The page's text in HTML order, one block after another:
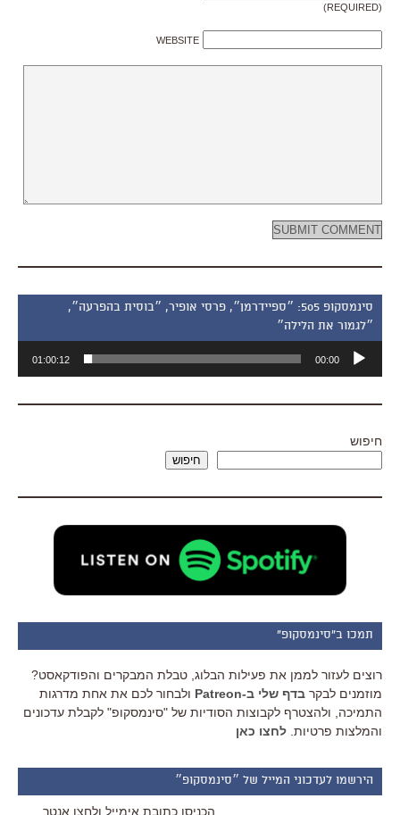
(REQUIRED)
WEBSITE
סינמסקופ 505: ״ספיידרמן״, פרסי אופיר, ״בוסית בהפרעה״,
״לגמור את הלילה״
אודיו
00:00
01:00:12
חיפוש
חיפוש
תמכו ב"סינמסקופ"
רוצים לעזור לממן את פעילות הבלוג, טבלת המבקרים והפודקאסט?
מוזמנים לבקר בדף שלי ב-Patreon
ולבחור לכם את אחת מדרגות
התמיכה, ולהצטרף לקבוצות הסודיות של "סינמסקופ" לקבלת עדכונים
והמלצות פרטיות. לחצו כאן
הירשמו לעדכוני המייל של ״סינמסקופ״
הכניסו כתובת אימייל ולחצו אנטר